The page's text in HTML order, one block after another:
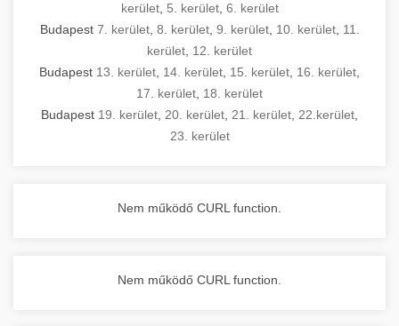
kerület, 5. kerület, 6. kerület
Budapest 7. kerület, 8. kerület, 9. kerület, 10. kerület, 11.
kerület 12. kerület
Budapest 13. kerület 14. kerület 15. kerület 16. kerület
17. kerület 18. kerület
Budapest 19. kerület 20. kerület 21. kerület 22.kerület
23. kerület
Nem működő CURL function.
Nem működő CURL function.